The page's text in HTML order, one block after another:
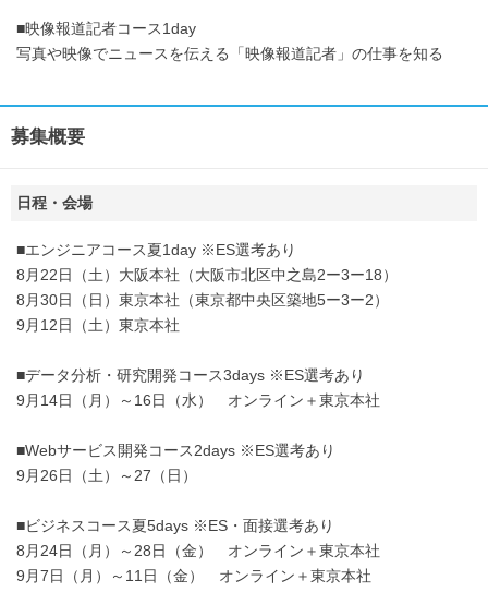
■映像報道記者コース1day
写真や映像でニュースを伝える「映像報道記者」の仕事を知る
募集概要
日程・会場
■エンジニアコース夏1day ※ES選考あり
8月22日（土）大阪本社（大阪市北区中之島2ー3ー18）
8月30日（日）東京本社（東京都中央区築地5ー3ー2）
9月12日（土）東京本社
■データ分析・研究開発コース3days ※ES選考あり
9月14日（月）～16日（水） オンライン＋東京本社
■Webサービス開発コース2days ※ES選考あり
9月26日（土）～27（日）
■ビジネスコース夏5days ※ES・面接選考あり
8月24日（月）～28日（金） オンライン＋東京本社
9月7日（月）～11日（金） オンライン＋東京本社